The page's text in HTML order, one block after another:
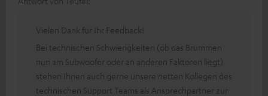
Vielen Dank für Ihr Feedback!
Bei technischen Schwierigkeiten (ob das Brummen
nun am Subwoofer oder an anderen Faktoren liegt)
stehen Ihnen auch gerne unsere netten Kollegen des
technischen Support Teams als Ansprechpartner zur